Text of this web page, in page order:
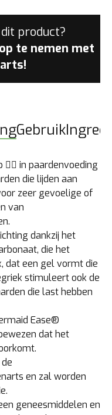
product?
te nemen met
Gebruik
in paardenvoeding
die lijden aan
zeer gevoelige of
van
dankzij het
die het
dat een gel vormt die
stimuleert ook de
die last hebben
Ease®
dat het
en zal worden
geneesmiddelen en